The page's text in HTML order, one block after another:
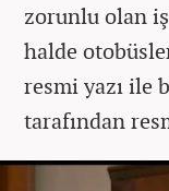
zorunlu olan
halde
resmi yazı ile
tarafından